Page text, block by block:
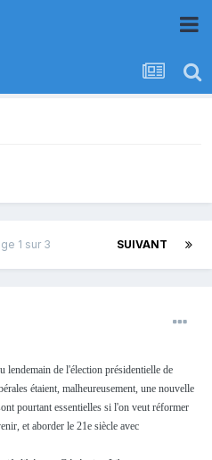
SUIVANT
1 sur 3
lendemain de l'élection présidentielle de
étaient, malheureusement, une nouvelle
pourtant essentielles si l'on veut réformer
et aborder le 21e siècle avec